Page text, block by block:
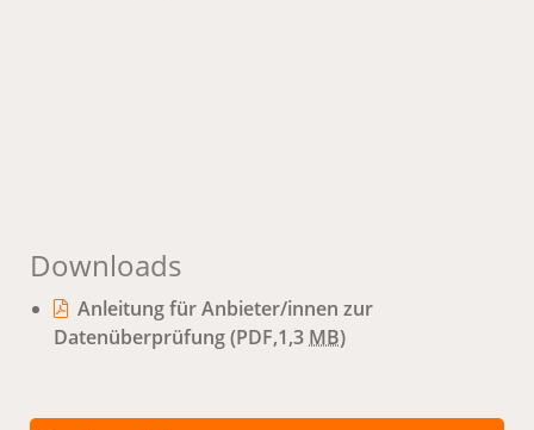
Downloads
Anleitung für Anbieter/innen zur
Datenüberprüfung(PDF,1,3 MB)